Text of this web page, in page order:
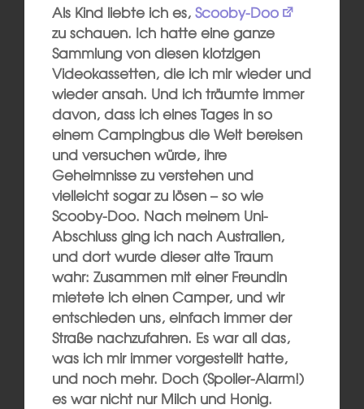
Als Kind liebte ich es, Scooby-Doo
zu schauen. Ich hatte eine ganze
Sammlung von diesen klotzigen
Videokassetten, die ich mir wieder und
wieder ansah. Und ich träumte immer
davon, dass ich eines Tages in so
einem Campingbus die Welt bereisen
und versuchen würde, ihre
Geheimnisse zu verstehen und
vielleicht sogar zu lösen – so wie
Scooby-Doo. Nach meinem Uni-
Abschluss ging ich nach Australien,
und dort wurde dieser alte Traum
wahr: Zusammen mit einer Freundin
mietete ich einen Camper, und wir
entschieden uns, einfach immer der
Straße nachzufahren. Es war all das,
was ich mir immer vorgestellt hatte,
und noch mehr. Doch (Spoiler-Alarm!)
es war nicht nur Milch und Honig.